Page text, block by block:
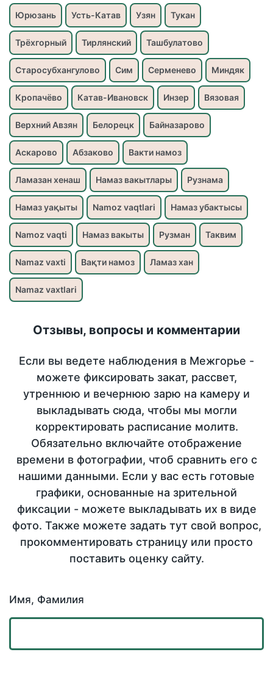
Юрюзань Усть-Катав Узян Тукан
Трёхгорный Тирлянский Ташбулатово
Старосубхангулово Сим Серменево Миндяк
Кропачёво Катав-Ивановск Инзер Вязовая
Верхний Авзян Белорецк Байназарово
Аскарово Абзаково Вакти намоз
Ламазан хенаш Намаз вакытлары Рузнама
Намаз уақыты Namoz vaqtlari Намаз убактысы
Namoz vaqti Намаз вакыты Рузман Таквим
Namaz vaxti Вақти намоз Ламаз хан
Namaz vaxtlari
Отзывы, вопросы и комментарии
Если вы ведете наблюдения в Межгорье -
можете фиксировать закат, рассвет,
утреннюю и вечернюю зарю на камеру и
выкладывать сюда, чтобы мы могли
корректировать расписание молитв.
Обязательно включайте отображение
времени в фотографии, чтоб сравнить его с
нашими данными. Если у вас есть готовые
графики, основанные на зрительной
фиксации - можете выкладывать их в виде
фото. Также можете задать тут свой вопрос,
прокомментировать страницу или просто
поставить оценку сайту.
Имя, Фамилия